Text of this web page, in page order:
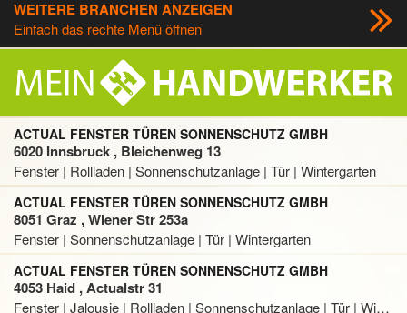
WEITERE BRANCHEN ANZEIGEN
Einfach das rechte Menü öffnen
ACTUAL FENSTER TÜREN SONNENSCHUTZ GMBH
6020 Innsbruck , Bleichenweg 13
Fenster | Rollladen | Sonnenschutzanlage | Tür | Wintergarten
ACTUAL FENSTER TÜREN SONNENSCHUTZ GMBH
8051 Graz , Wiener Str 253a
Fenster | Sonnenschutzanlage | Tür | Wintergarten
ACTUAL FENSTER TÜREN SONNENSCHUTZ GMBH
4053 Haid , Actualstr 31
Fenster | Jalousie | Rollladen | Sonnenschutzanlage | Tür | Wintergarten